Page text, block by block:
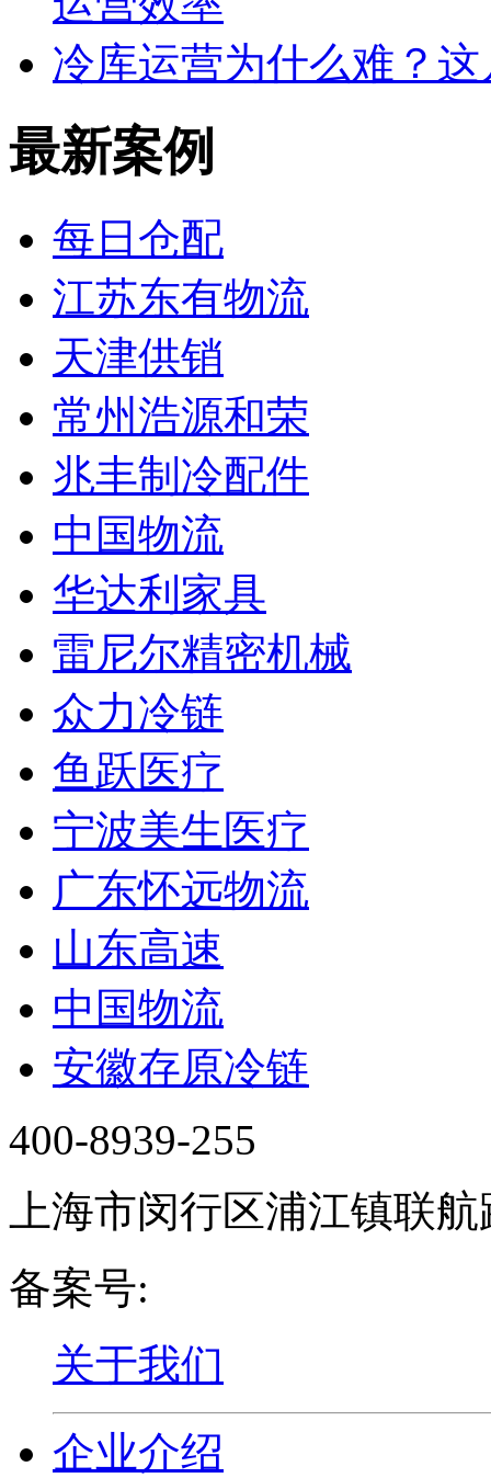
冷库运营为什么难？
最新案例
每日仓配
江苏东有物流
天津供销
常州浩源和荣
兆丰制冷配件
中国物流
华达利家具
雷尼尔精密机械
众力冷链
鱼跃医疗
宁波美生医疗
广东怀远物流
山东高速
中国物流
安徽存原冷链
400-8939-255
上海市闵行区浦江镇联
备案号:
关于我们
企业介绍